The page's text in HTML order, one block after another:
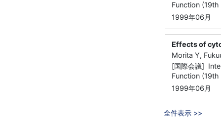
Function
1999年06月
Effects of
Morita Y,
[国際会議]
Function
1999年06月
全件表示 >>